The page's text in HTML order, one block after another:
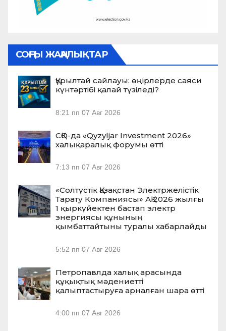
СОҢҒЫ ЖАҢАЛЫҚТАР
Құрылтай сайлауы: өңірлерде саяси
күнтәртібі қалай түзіледі?
8:21 пп 07 Авг 2026
СҚО-да «Qyzyljar Investment 2026»
халықаралық форумы өтті
7:13 пп 07 Авг 2026
«Солтүстік Қазақстан Электржелістік
Тарату Компаниясы» АҚ 2026 жылғы
1 қыркүйектен бастап электр
энергиясы құнының
қымбаттайтыны туралы хабарлайды
5:52 пп 07 Авг 2026
Петропавлда халық арасында
құқықтық мәдениетті
қалыптастыруға арналған шара өтті
4:00 пп 07 Авг 2026